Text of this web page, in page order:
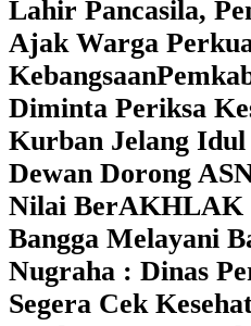
Lahir Pancasila,
Ajak Warga
Kebangsaan
Diminta Periksa
Kurban Jelang Idul
Dewan Dorong
Nilai BerAKHLAK
Bangga Melayani
Nugraha : Dinas
Segera Cek